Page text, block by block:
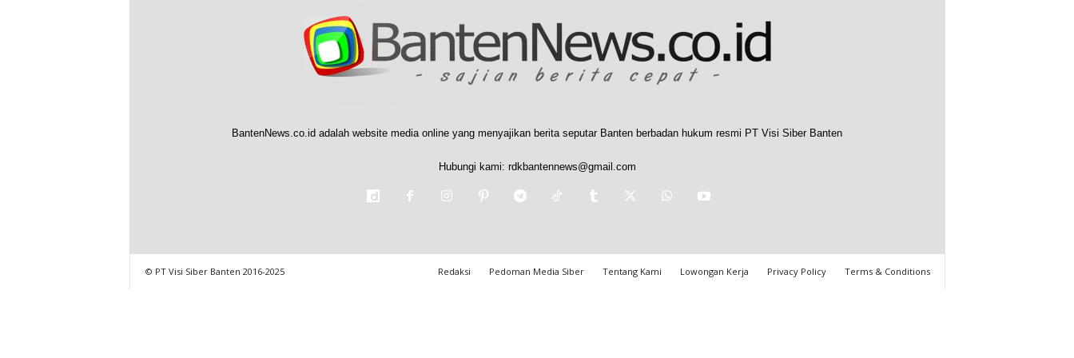
BantenNews.co.id adalah website media online yang menyajikan berita seputar Banten berbadan hukum resmi PT Visi Siber Banten
Hubungi kami: rdkbantennews@gmail.com
Redaksi Pedoman Media Siber Tentang Kami Lowongan Kerja Privacy Policy Terms & Conditions
© PT Visi Siber Banten 2016-2025